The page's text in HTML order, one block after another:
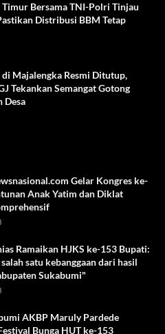
Bersama TNI-Polri Tinjau
Distribusi BBM Tetap
Majalengka Resmi Ditutup,
Tekankan Semangat Gotong
Desa
Gelar Kongres ke-
Anak Yatim dan Diklat
Ramaikan HJKS ke-153 Bupati:
satu kebanggaan dari hasil
Sukabumi"
AKBP Maruly Pardede
Bunga HUT ke-153